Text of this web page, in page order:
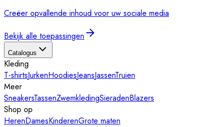
Creëer opvallende inhoud voor uw sociale media
Bekijk alle toepassingen
Catalogus
Kleding
T-shirtsJurkenHoodiesJeansJassenTruien
Meer
SneakersTassenZwemkledingSieradenBlazers
Shop op
HerenDamesKinderenGrote maten